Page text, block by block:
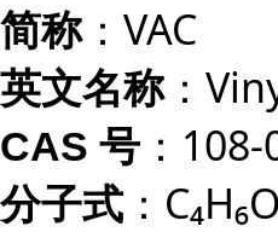
简称：VAC
英文名称：
CAS 号 ：
分子式 ：